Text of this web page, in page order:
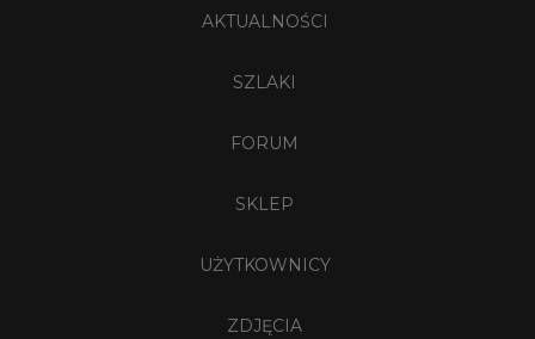
AKTUALNOŚCI
SZLAKI
FORUM
SKLEP
UŻYTKOWNICY
ZDJĘCIA